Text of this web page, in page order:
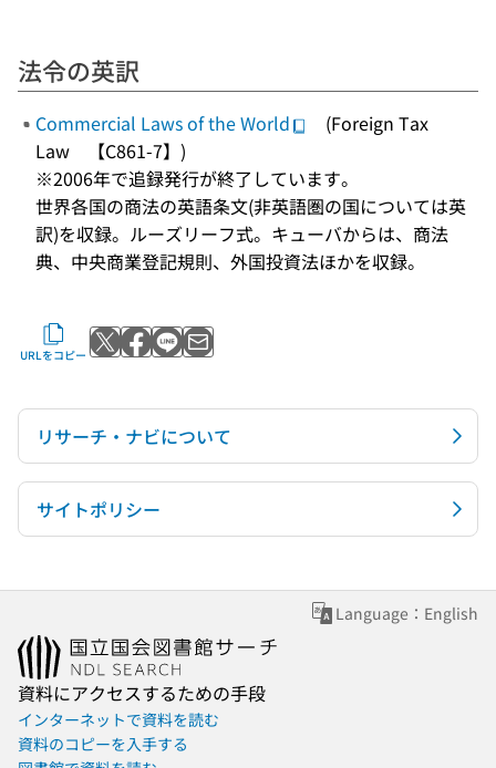
法令の英訳
Commercial Laws of the World
(Foreign Tax
Law 【C861-7】)
※2006年で追録発行が終了しています。
世界各国の商法の英語条文(非英語圏の国については英
訳)を収録。ルーズリーフ式。キューバからは、商法
典、中央商業登記規則、外国投資法ほかを収録。
URLをコピー Xでポストする
Facebookでシェアする
LINEで送る
メールで送る
リサーチ・ナビについて
サイトポリシー
Language：English
資料にアクセスするための手段
インターネットで資料を読む
資料のコピーを入手する